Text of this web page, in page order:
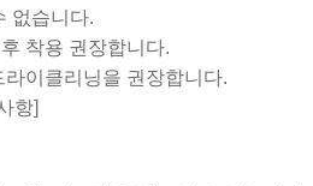
없습니다.
착용 권장합니다.
이클리닝을 권장합니다.
항]